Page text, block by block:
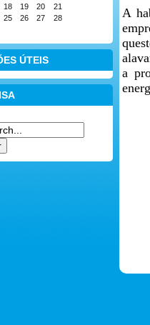
18 19 20
21
25 26 27
28
ÚTEIS
A
a